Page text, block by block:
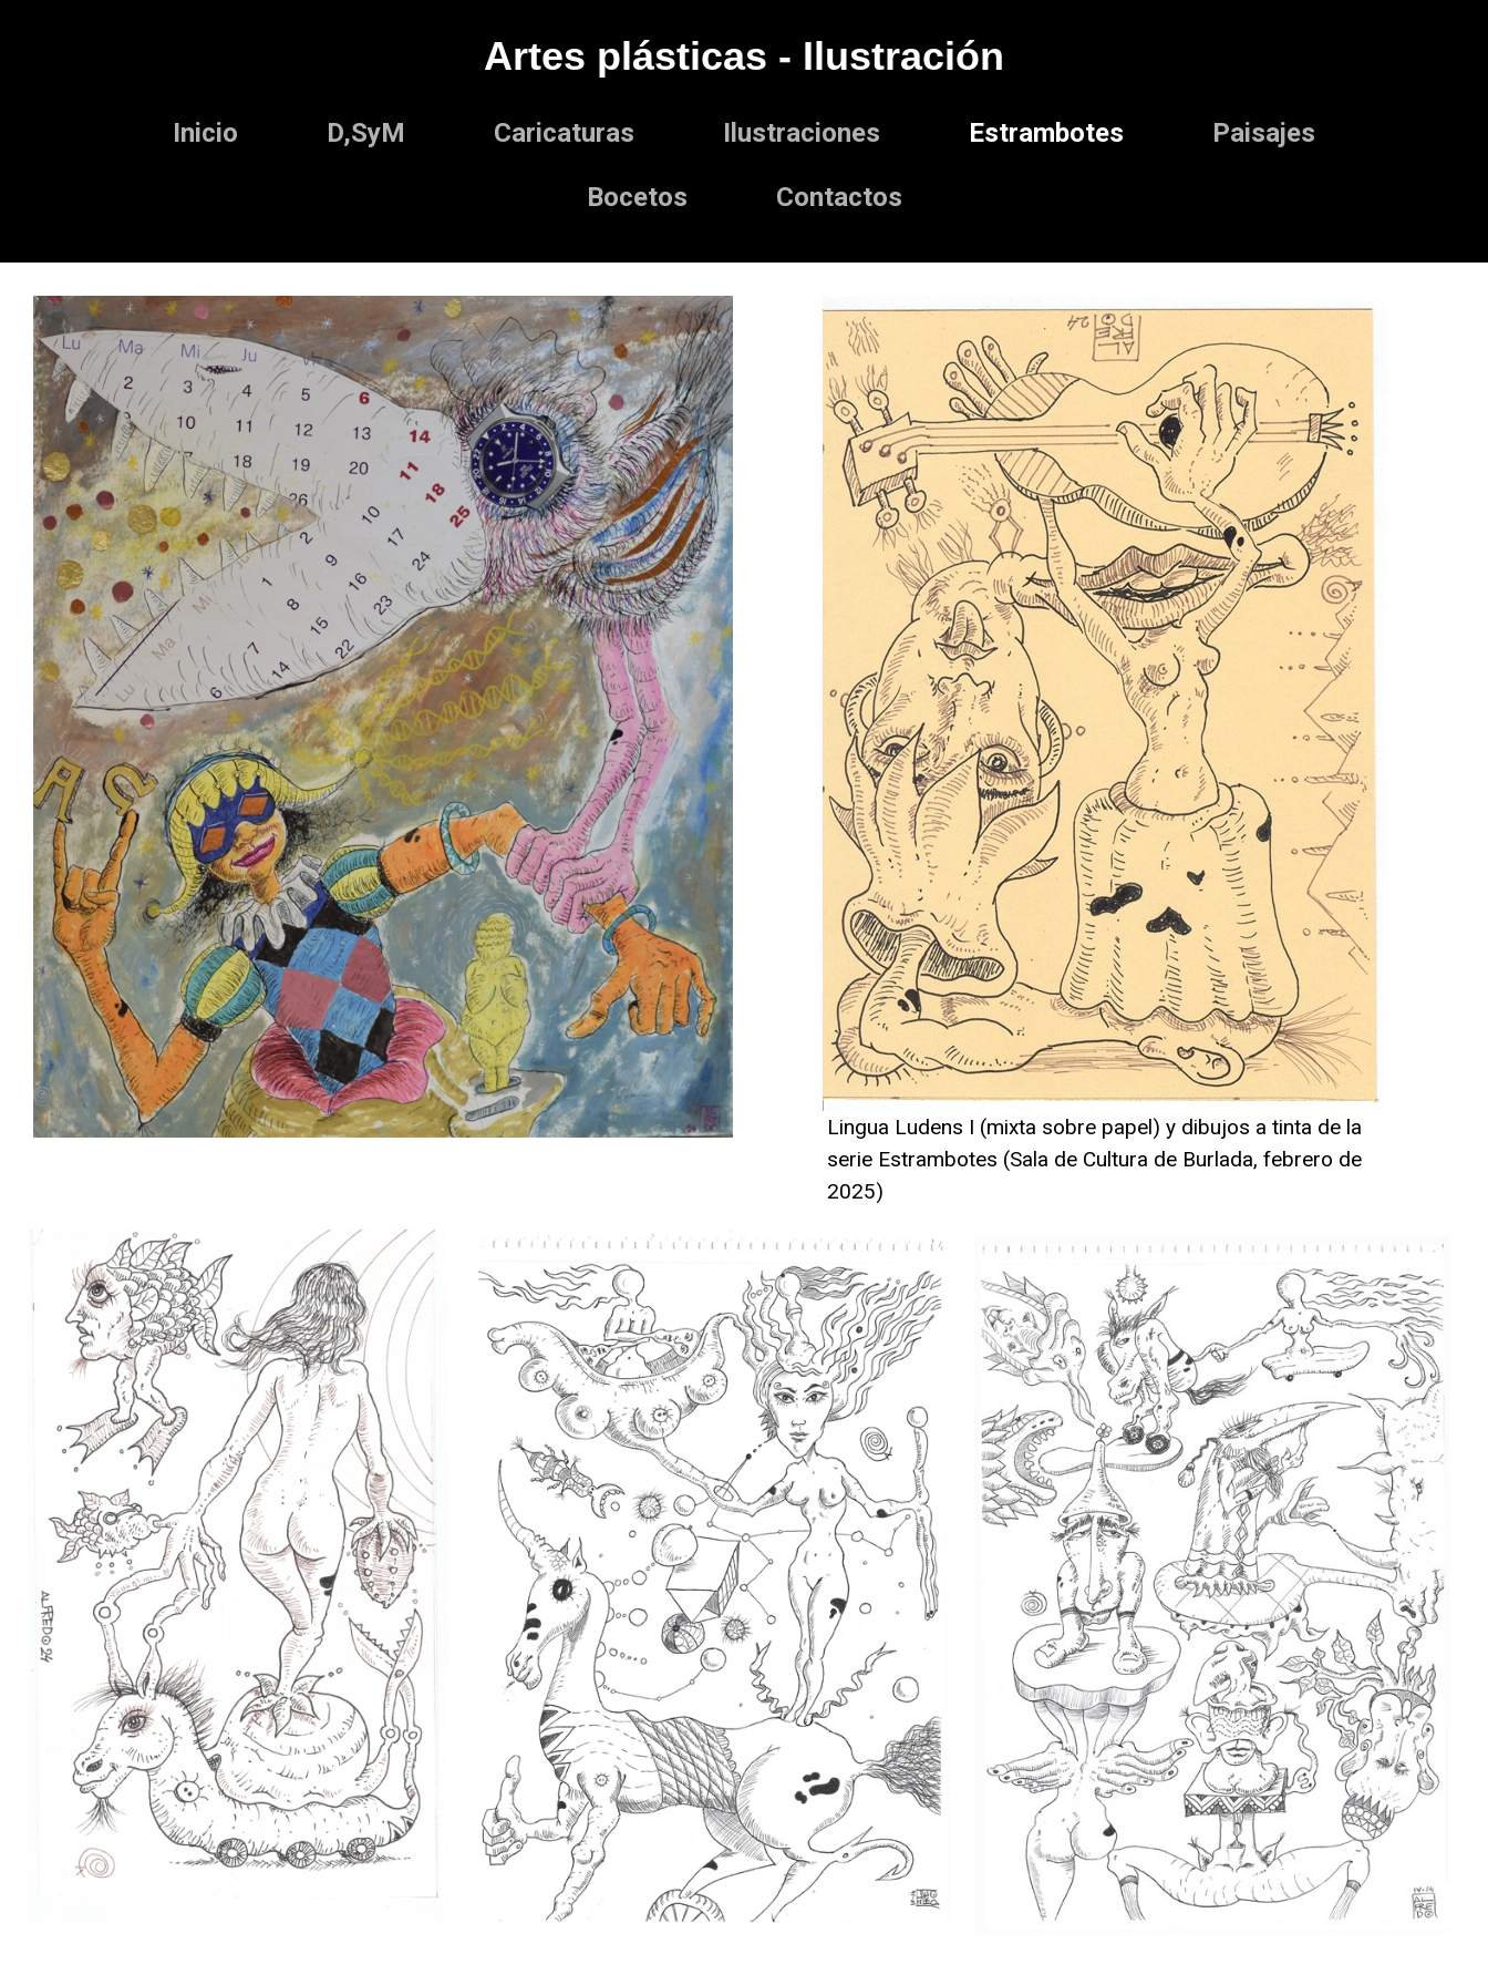
Artes plásticas - Ilustración
Inicio D,SyM Caricaturas Ilustraciones Estrambotes Paisajes
Bocetos Contactos
Lingua Ludens I (mixta sobre papel) y dibujos a tinta de la
serie Estrambotes (Sala de Cultura de Burlada, febrero de
2025)